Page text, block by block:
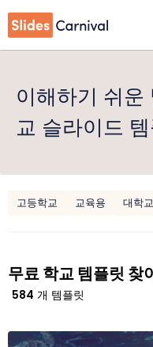
이해하기 쉬
교 슬라이드
고등학교 교육용 대학교
무료 학교 템플릿 찾
584 개 템플릿